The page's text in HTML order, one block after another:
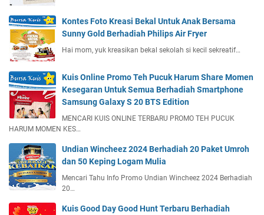
Kontes Foto Kreasi Bekal Untuk Anak Bersama
Sunny Gold Berhadiah Philips Air Fryer
Hai mom, yuk kreasikan bekal sekolah si kecil sekreatif…
Kuis Online Promo Teh Pucuk Harum Share Momen
Kesegaran Untuk Semua Berhadiah Smartphone
Samsung Galaxy S 20 BTS Edition
MENCARI KUIS ONLINE TERBARU PROMO TEH PUCUK
HARUM MOMEN KES…
Undian Wincheez 2024 Berhadiah 20 Paket Umroh
dan 50 Keping Logam Mulia
Mencari Tahu Info Promo Undian Wincheez 2024 Berhadiah
20…
Kuis Good Day Good Hunt Terbaru Berhadiah